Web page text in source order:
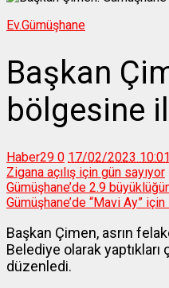
Ev.Gümüşhane
Başkan
bölgesine
Haber29 0 17/02/2023
Zigana açılış için gün sayıyor
Gümüşhane’de 2.9
Gümüşhane’de “Mavi Ay”
Başkan Çimen, asrın
Belediye olarak
düzenledi.